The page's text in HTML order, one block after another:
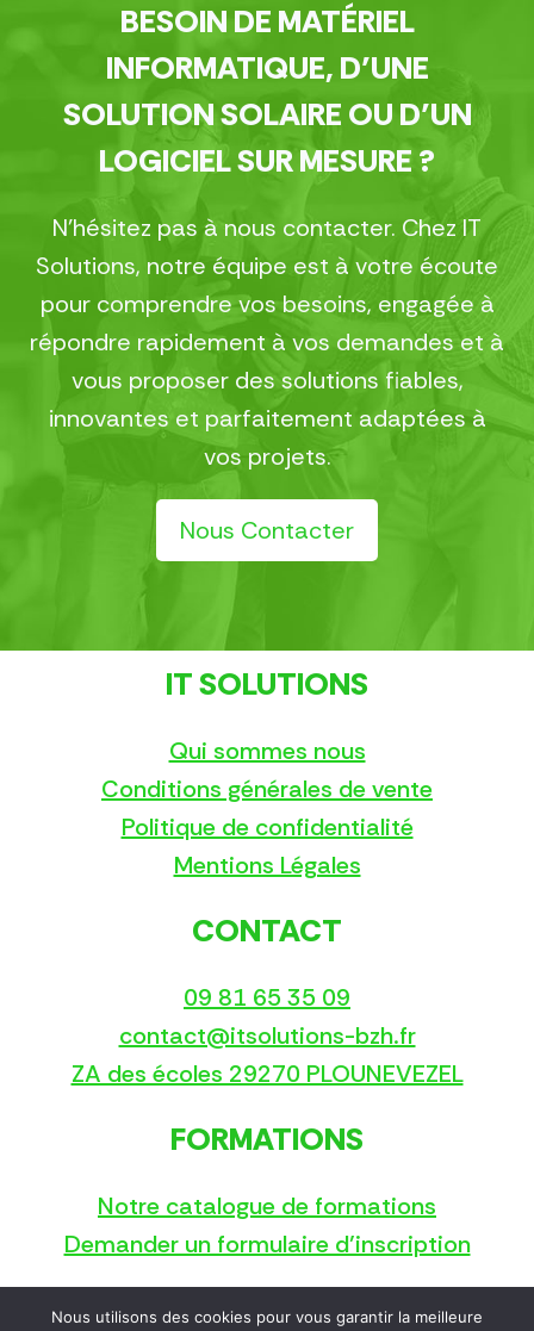
BESOIN DE MATÉRIEL
INFORMATIQUE, D’UNE
SOLUTION SOLAIRE OU D’UN
LOGICIEL SUR MESURE ?
N’hésitez pas à nous contacter. Chez IT
Solutions, notre équipe est à votre écoute
pour comprendre vos besoins, engagée à
répondre rapidement à vos demandes et à
vous proposer des solutions fiables,
innovantes et parfaitement adaptées à
vos projets.
Nous Contacter
IT SOLUTIONS
Qui sommes nous
Conditions générales de vente
Politique de confidentialité
Mentions Légales
CONTACT
09 81 65 35 09
contact@itsolutions-bzh.fr
ZA des écoles 29270 PLOUNEVEZEL
FORMATIONS
Notre catalogue de formations
Demander un formulaire d’inscription
Copyright © 2025
Nous utilisons des cookies pour vous garantir la meilleure